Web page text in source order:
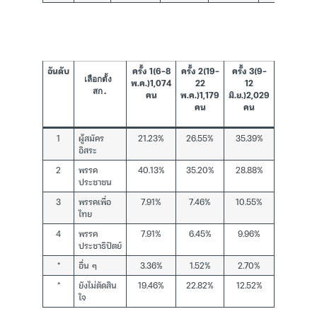
อันดับ
เลือกตั้ง
สก.
ครั้ง 1(6-8
พ.ค.)1,074
คน
ครั้ง 2(19-
22
พ.ค.)1,179
คน
ครั้ง 3(9-
12
มิ.ย.)2,029
คน
1
ผู้สมัคร
อิสระ
21.23% 26.55% 35.39%
2
พรรค
ประชาชน
40.13% 35.20% 28.88%
3
พรรคเพื่อ
ไทย
7.91% 7.46% 10.55%
4
พรรค
ประชาธิปัตย์
7.91% 6.45% 9.96%
* อื่น ๆ 3.36% 1.52% 2.70%
*
ยังไม่ตัดสิน
ใจ
19.46% 22.82% 12.52%